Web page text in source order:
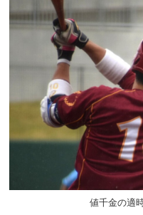
値千金の適